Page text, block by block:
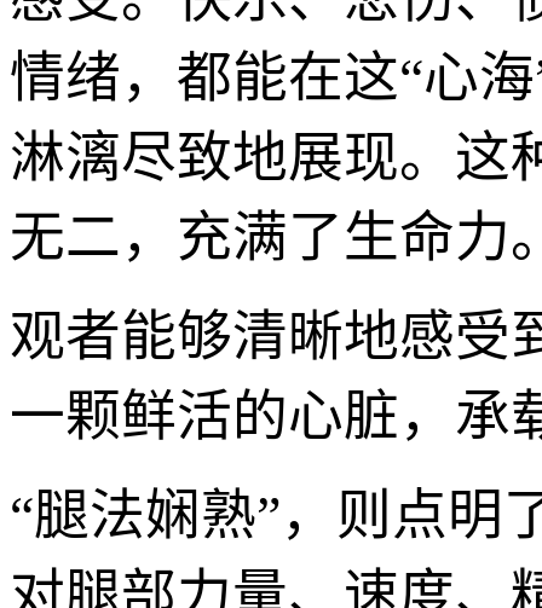
情绪，都能在这“心
淋漓尽致地展现。这
无二，充满了生命力
观者能够清晰地感受
一颗鲜活的心脏，承
“腿法娴熟”，则点明
对腿部力量、速度、